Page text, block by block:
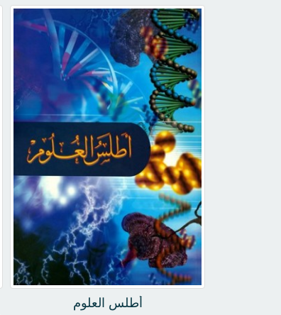
أطلس العلوم